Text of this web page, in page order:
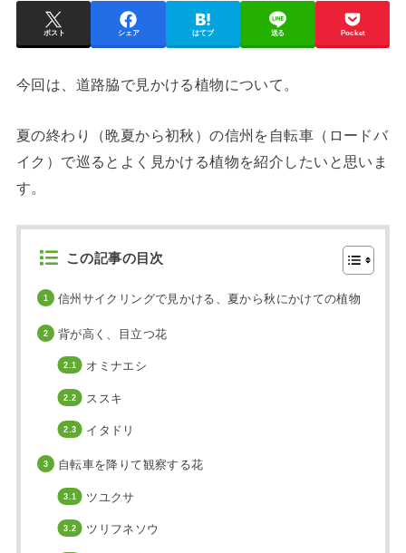
ポスト シェア はてブ 送る Pocket
今回は、道路脇で見かける植物について。
夏の終わり（晩夏から初秋）の信州を自転車（ロードバ
イク）で巡るとよく見かける植物を紹介したいと思いま
す。
この記事の目次
信州サイクリングで見かける、夏から秋にかけての植物
背が高く、目立つ花
オミナエシ
ススキ
イタドリ
自転車を降りて観察する花
ツユクサ
ツリフネソウ